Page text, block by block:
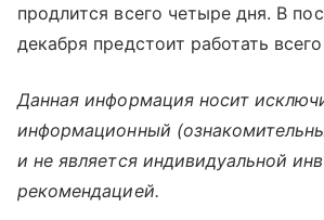
продлится всего четыре дня. В
декабря предстоит работать
Данная информация носит
информационный
и не является индивидуальной
рекомендацией.